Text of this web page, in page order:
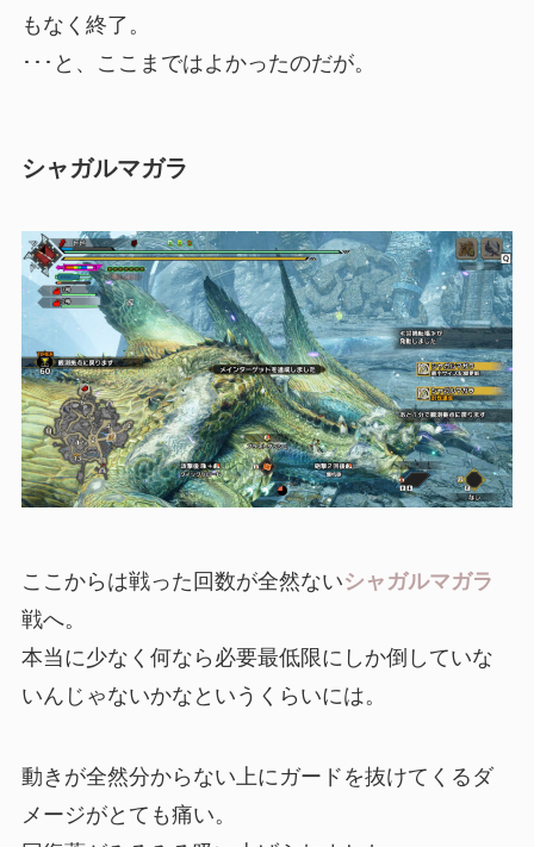
もなく終了。
･･･と、ここまではよかったのだが。
シャガルマガラ
ここからは戦った回数が全然ないシャガルマガラ
戦へ。
本当に少なく何なら必要最低限にしか倒していな
いんじゃないかなというくらいには。
動きが全然分からない上にガードを抜けてくるダ
メージがとても痛い。